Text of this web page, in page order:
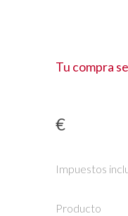
Tu compra
€
Impuestos
Producto